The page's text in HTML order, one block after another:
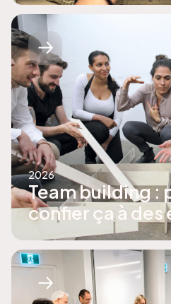
2026
Team building :
confier ça à des